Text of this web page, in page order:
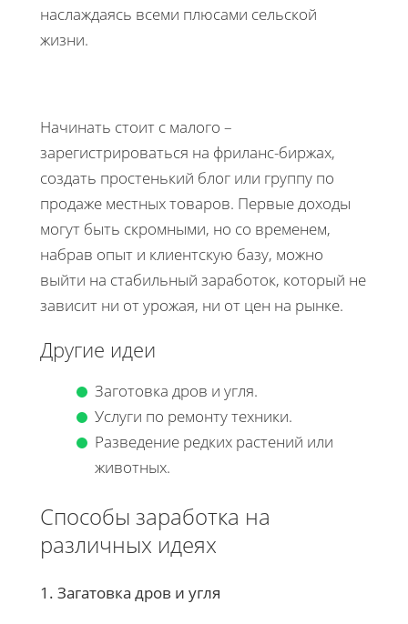
наслаждаясь всеми плюсами сельской
жизни.
Начинать стоит с малого –
зарегистрироваться на фриланс-биржах,
создать простенький блог или группу по
продаже местных товаров. Первые доходы
могут быть скромными, но со временем,
набрав опыт и клиентскую базу, можно
выйти на стабильный заработок, который не
зависит ни от урожая, ни от цен на рынке.
Другие идеи
Заготовка дров и угля.
Услуги по ремонту техники.
Разведение редких растений или
животных.
Способы заработка на
различных идеях
1. Загатовка дров и угля